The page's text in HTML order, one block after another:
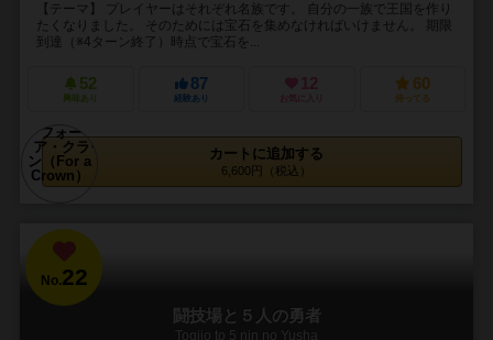
【テーマ】 プレイヤーはそれぞれ名族です。 自分の一族で王国を作り
たくなりました。 そのためには宝石を集めなければいけません。 期限
到達（※4ターン終了）時点で宝石を...
52
興味あり
87
経験あり
12
お気に入り
60
持ってる
カートに追加する
6,600円（税込）
No.22
闘技場と５人の勇者
Togijo to 5 nin no Yusha